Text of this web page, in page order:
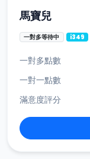
馬寶兒
一對多等待中 i349
一對多點數
一對一點數
滿意度評分